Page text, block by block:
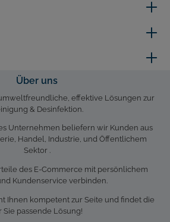
Über uns
effektive Lösungen zur
& Desinfektion.
Unternehmen beliefern wir Kunden aus
Handel, Industrie, und Öffentlichem
Sektor .
des E-Commerce mit persönlichem
Kundenservice verbinden.
Ihnen kompetent zur Seite und findet die
Sie passende Lösung!